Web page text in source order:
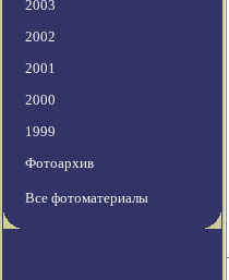
2003
2002
2001
2000
1999
Фотоархив
Все фотоматериалы